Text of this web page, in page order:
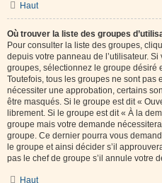
Haut
Où trouver la liste des groupes
Pour consulter la liste des groupes,
depuis votre panneau de l’utilisateur.
groupes, sélectionnez le groupe désiré
Toutefois, tous les groupes ne sont pas
nécessiter une approbation, certains
être masqués. Si le groupe est dit «
librement. Si le groupe est dit « À la
groupe mais votre demande
groupe. Ce dernier pourra vous
le groupe et ainsi décider s’il
pas le chef de groupe s’il annule votre
Haut